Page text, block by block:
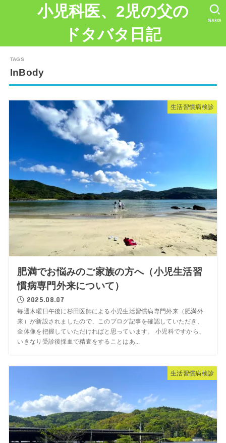
小児科医、2児の父の
ドタバタ日記
SEARCH
InBody
生活習慣病検診
肥満でお悩みのご家族の方へ（小児生活習
慣病専門外来について）
2025.08.07
毎週木曜日午後に杉田医師による小児生活習慣病専門外来（肥満外
来）が新設されましたので、このブログ記事を確認していただき、
全体像を把握していただければと思っています。 小児科ですから、
いきなり受診後採血で精査をすることはあ...
生活習慣病検診